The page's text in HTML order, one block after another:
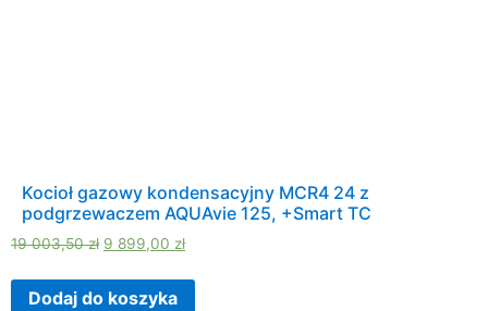
Kocioł gazowy kondensacyjny MCR4 24 z
podgrzewaczem AQUAvie 125, +Smart TC
19 003,50zł 9 899,00 zł
Dodaj do koszyka